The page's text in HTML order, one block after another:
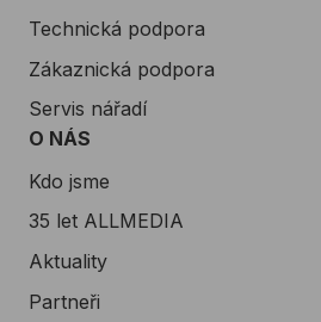
Technická podpora
Zákaznická podpora
Servis nářadí
O NÁS
Kdo jsme
35 let ALLMEDIA
Aktuality
Partneři